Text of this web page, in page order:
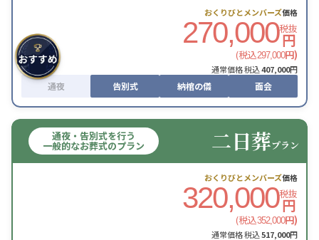
おくりびとメンバーズ価格
270,000税抜
円
(税込297,000円)
通常価格 税込407,000円
通夜 告別式 納棺の儀 面会
通夜・告別式を行う
一般的なお葬式のプラン 二日葬プラン
おくりびとメンバーズ価格
320,000税抜
円
(税込352,000円)
通常価格 税込517,000円